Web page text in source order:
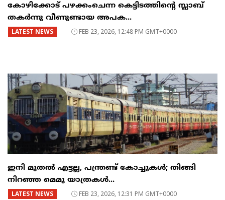
കോഴിക്കോട് പഴക്കംചെന്ന കെട്ടിടത്തിന്റെ സ്ലാബ്
തകർന്നു വീണുണ്ടായ അപക...
LATEST NEWS FEB 23, 2026, 12:48 PM GMT+0000
ഇനി മുതൽ എട്ടല്ല, പന്ത്രണ്ട് കോച്ചുകള്‍; തിങ്ങി
നിറഞ്ഞ മെമു യാത്രകൾ...
LATEST NEWS FEB 23, 2026, 12:31 PM GMT+0000